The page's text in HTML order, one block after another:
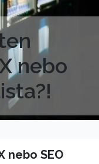
nebo
nebo SEO